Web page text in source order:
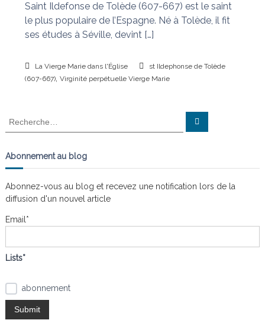
d
i
t
o
n
e
q
i
f
a
s
u
s
Saint Ildefonse de Tolède (607-667) est le saint
le plus populaire de l’Espagne. Né à Tolède, il fit
ses études à Séville, devint […]
La Vierge Marie dans l'Église
st Ildephonse de Tolède
(607-667), Virginité perpétuelle Vierge Marie
h
e
c
h
e
r
R
c
r
Abonnement au blog
Abonnez-vous au blog et recevez une notification lors de la
diffusion d'un nouvel article
Email*
Lists*
abonnement